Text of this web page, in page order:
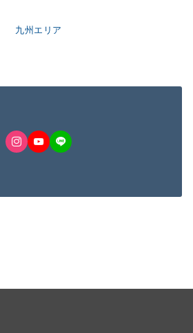
九州エリア